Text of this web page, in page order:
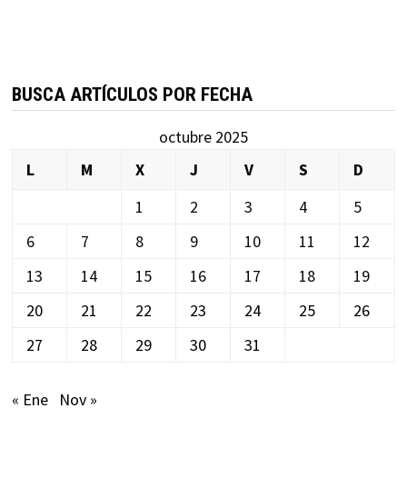
BUSCA ARTÍCULOS POR FECHA
octubre 2025
L
M X J V S
D
1
2 3 4
5
6
7 8 9 10 11
12
13
14 15 16 17 18
19
20
21 22 23 24 25
26
27
28 29 30 31
« Ene Nov »